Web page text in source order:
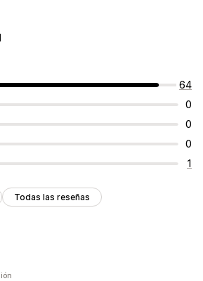
64
0
0
0
1
Todas las reseñas